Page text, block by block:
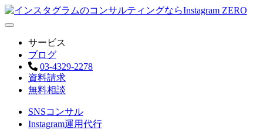
サービス
ブログ
03-4329-2278
資料請求
無料相談
SNSコンサル
Instagram運用代行